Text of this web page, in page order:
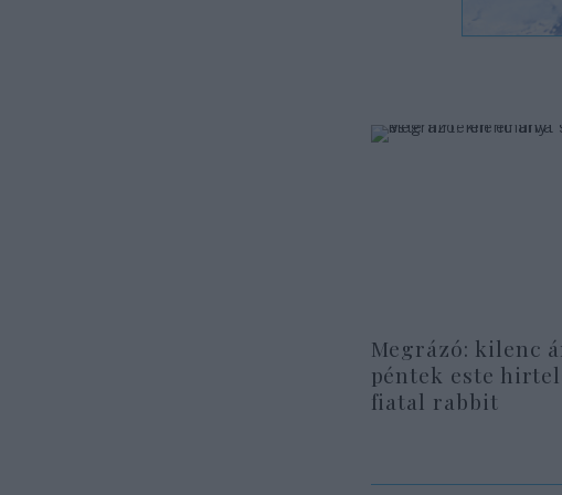
Megrázó: kilenc
péntek este
fiatal rabbit